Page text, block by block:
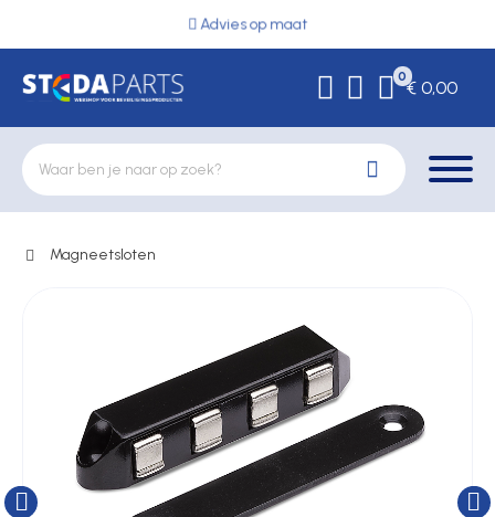
Advies op maat
0
€ 0,00
Deurbeslag
Hekwerkonderdelen
Kluizen
Magneetsloten